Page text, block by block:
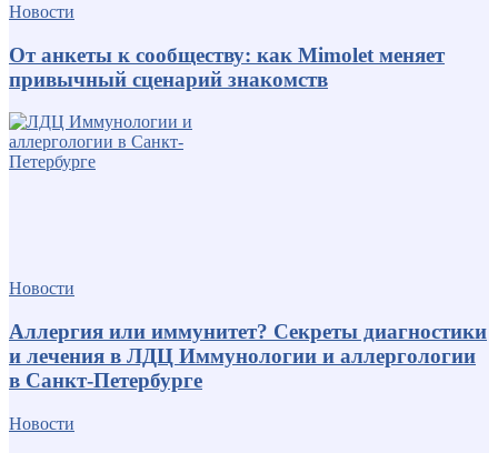
Новости
От анкеты к сообществу: как Mimolet меняет
привычный сценарий знакомств
Новости
Аллергия или иммунитет? Секреты диагностики
и лечения в ЛДЦ Иммунологии и аллергологии
в Санкт-Петербурге
Новости